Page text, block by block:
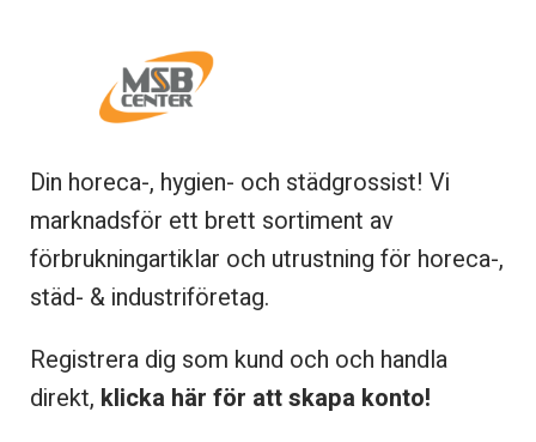
Din horeca-, hygien- och städgrossist! Vi
marknadsför ett brett sortiment av
förbrukningartiklar och utrustning för horeca-,
städ- & industriföretag.
Registrera dig som kund och och handla
direkt, klicka här för att skapa konto!